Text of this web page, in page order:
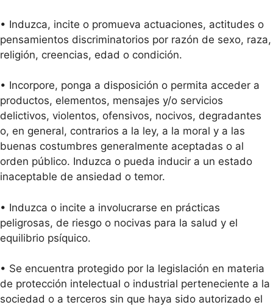
• Induzca, incite o promueva actuaciones, actitudes o
pensamientos discriminatorios por razón de sexo, raza,
religión, creencias, edad o condición.
• Incorpore, ponga a disposición o permita acceder a
productos, elementos, mensajes y/o servicios
delictivos, violentos, ofensivos, nocivos, degradantes
o, en general, contrarios a la ley, a la moral y a las
buenas costumbres generalmente aceptadas o al
orden público. Induzca o pueda inducir a un estado
inaceptable de ansiedad o temor.
• Induzca o incite a involucrarse en prácticas
peligrosas, de riesgo o nocivas para la salud y el
equilibrio psíquico.
• Se encuentra protegido por la legislación en materia
de protección intelectual o industrial perteneciente a la
sociedad o a terceros sin que haya sido autorizado el